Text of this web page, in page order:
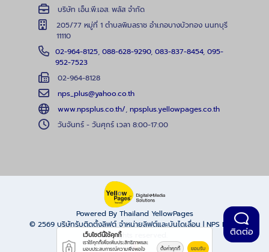
บริษัท เอ็น.พี.เอส. พลัส จำกัด
205/77 หมู่ที่ 1 ตำบลพิมลราช อำเภอบางบัวทอง นนทบุรี
11110
02-964-8125, 088-628-9290, 083-837-8454, 095-
952-7523
02-964-8128
nps_plus@yahoo.co.th
www.npsplus.co.th/, npsplus.yellowpages.co.th
วันจันทร์ - วันศุกร์ เวลา 8:00-17:00
Powered By Thailand YellowPages
© 2569 บริษัทรับติดตั้งลิฟต์ จำหน่ายลิฟต์และบันไดเลื่อน | NPS PLUS
All rights reserved.
ติดต่อ
เว็บไซต์นี้ใช้คุกกี้
เราใช้คุกกี้เพื่อเพิ่มประสิทธิภาพและ
มอบประสบการณ์ความพึงพอใจ
ตั้งค่าคุกกี้ ยอมรับ